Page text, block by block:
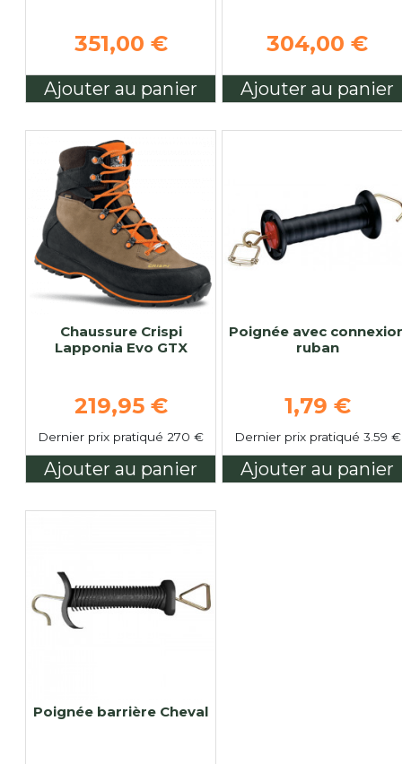
351,00 €
Ajouter au panier
304,00 €
Ajouter au panier
Chaussure Crispi
Lapponia Evo GTX
Prix de base
219,95 €
Dernier prix pratiqué 270 €
Ajouter au panier
Poignée avec
ruban
Prix de
1,79 €
Dernier prix pratiqué 3.59 €
Ajouter au panier
Poignée barrière Cheval